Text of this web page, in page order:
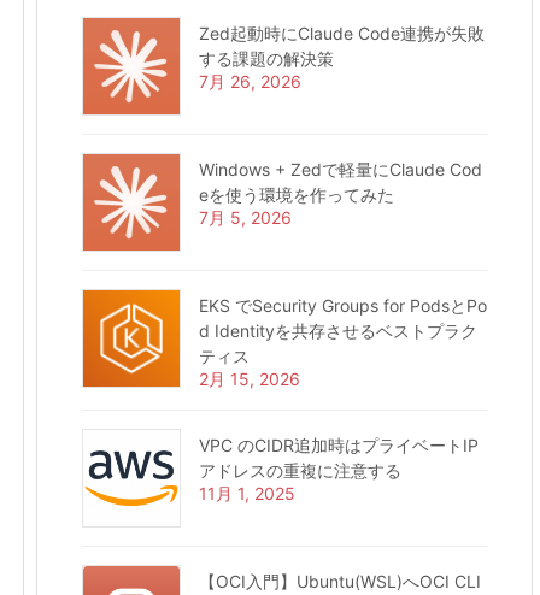
Zed起動時にClaude Code連携が失敗
する課題の解決策
7月 26, 2026
Windows + Zedで軽量にClaude Cod
eを使う環境を作ってみた
7月 5, 2026
EKS でSecurity Groups for PodsとPo
d Identityを共存させるベストプラク
ティス
2月 15, 2026
VPC のCIDR追加時はプライベートIP
アドレスの重複に注意する
11月 1, 2025
【OCI入門】Ubuntu(WSL)へOCI CLI